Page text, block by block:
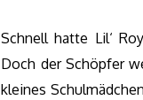
Schnell hatte Lil‘
Doch der Schöpfer
kleines